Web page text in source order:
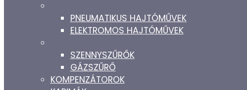
PNEUMATIKUS HAJTÓMŰVEK
ELEKTROMOS HAJTÓMŰVEK
SZENNYSZŰRŐK
GÁZSZŰRŐ
KOMPENZÁTOROK